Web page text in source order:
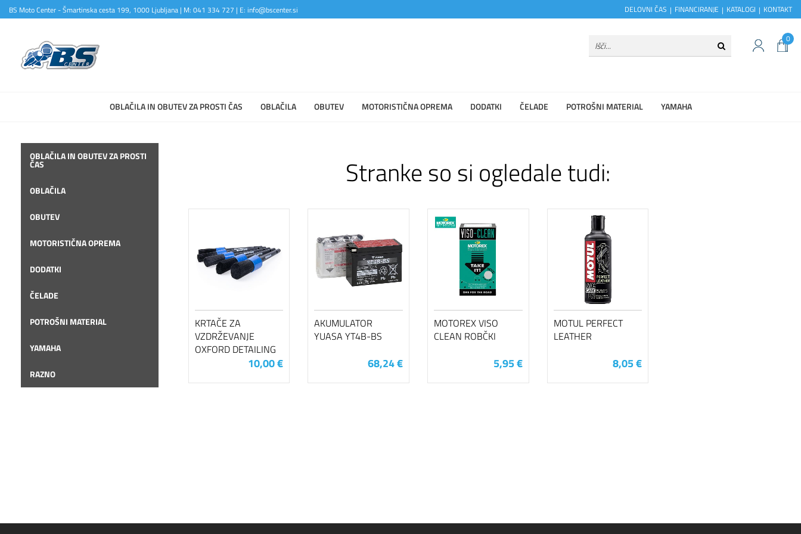
BS Moto Center - Šmartinska cesta 199, 1000 Ljubljana | M: 041 334 727 | E: info@bscenter.si DELOVNI ČAS FINANCIRANJE KATALOGI KONTAKT
0
OBLAČILA IN OBUTEV ZA PROSTI ČAS OBLAČILA OBUTEV MOTORISTIČNA OPREMA DODATKI ČELADE POTROŠNI MATERIAL YAMAHA
OBLAČILA IN OBUTEV ZA PROSTI
ČAS
OBLAČILA
OBUTEV
MOTORISTIČNA OPREMA
DODATKI
ČELADE
POTROŠNI MATERIAL
YAMAHA
RAZNO
Stranke so si ogledale tudi:
KRTAČE ZA
VZDRŽEVANJE
OXFORD DETAILING
10,00 €
AKUMULATOR
YUASA YT4B-BS
68,24 €
MOTOREX VISO
CLEAN ROBČKI
5,95 €
MOTUL PERFECT
LEATHER
8,05 €